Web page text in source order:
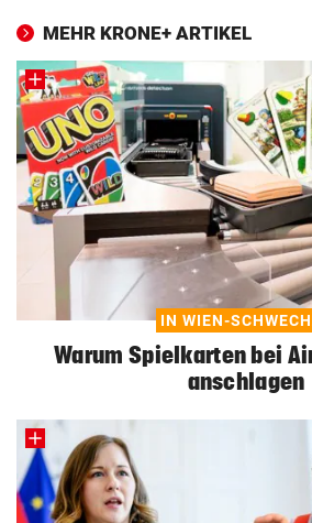
MEHR KRONE+ ARTIKEL
IN WIEN-
Warum Spielkarten bei
anschlagen